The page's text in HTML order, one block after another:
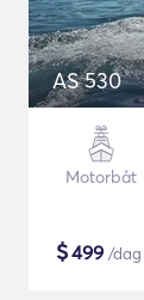
AS 530
Motorbåt
$499 /dag